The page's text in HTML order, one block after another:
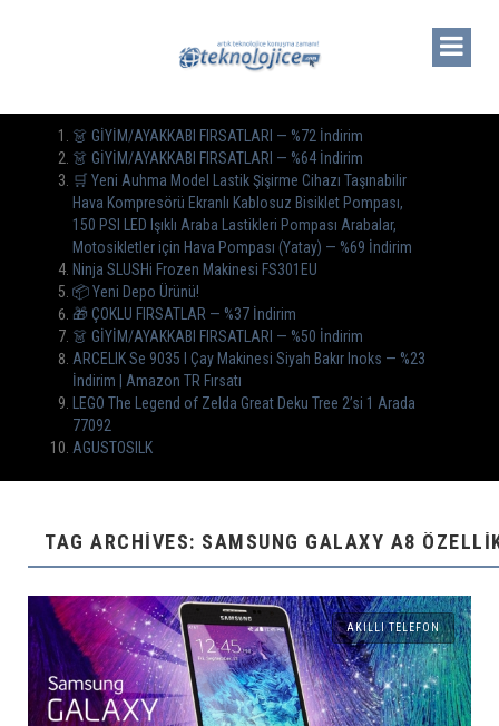
👗 GİYİM/AYAKKABI FIRSATLARI — %72 İndirim
👗 GİYİM/AYAKKABI FIRSATLARI — %64 İndirim
🛒 Yeni Auhma Model Lastik Şişirme Cihazı Taşınabilir
Hava Kompresörü Ekranlı Kablosuz Bisiklet Pompası,
150 PSI LED Işıklı Araba Lastikleri Pompası Arabalar,
Motosikletler için Hava Pompası (Yatay) — %69 İndirim
Ninja SLUSHi Frozen Makinesi FS301EU
📦 Yeni Depo Ürünü!
🎁 ÇOKLU FIRSATLAR — %37 İndirim
👗 GİYİM/AYAKKABI FIRSATLARI — %50 İndirim
ARCELIK Se 9035 I Çay Makinesi Siyah Bakır Inoks — %23
İndirim | Amazon TR Fırsatı
LEGO The Legend of Zelda Great Deku Tree 2’si 1 Arada
77092
AGUSTOSILK
TAG ARCHIVES: SAMSUNG GALAXY A8
AKILLI TELEFON